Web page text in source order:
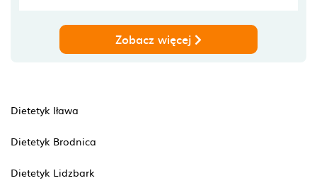
Zobacz więcej
Dietetyk Iława
Dietetyk Brodnica
Dietetyk Lidzbark